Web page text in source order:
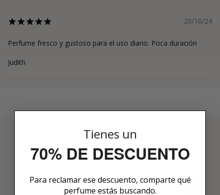
20/10/24
Perfume fresco y gustoso para el uso diario. Poca duración
Judith
3 PASOS PARA HACERTE MIEMBRO
01
GUSTA
Tienes un
70% DE DESCUENTO
Para reclamar ese descuento, comparte qué
perfume estás buscando.